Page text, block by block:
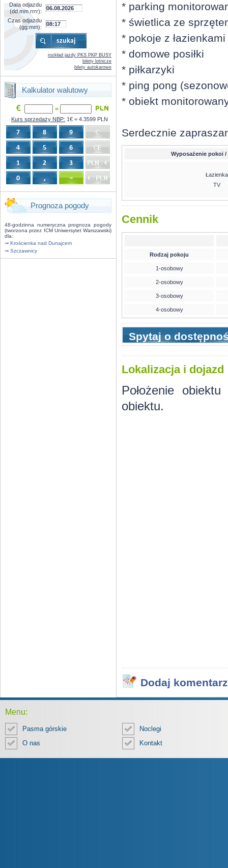
* parking
* świetlica ze
* pokoje z
* domowe posiłki
* piłkarzyki
* ping pong
* obiekt
Serdecznie
Wyposażenie pokoi
Łazienka
TV
Cennik
Rodzaj pokoju
1-osobowy
2-osobowy
3-osobowy
4-osobowy
Spytaj o
Lokalizacja i dojazd
Położenie
obiektu.
Dodaj komentarz
Data odjazdu
(dd.mm.rrrr):
Czas odjazdu
(gg:mm):
rozkład jazdy PKS PKP BUSY
bilety lotnicze
bilety autokarowe
Kalkulator walutowy
=
Kurs sprzedaży NBP: 1€ = 4.3599 PLN
Prognoza pogody
48-godzinna numeryczna prognoza pogody
(tworzona przez ICM Uniwersytet Warszawski)
dla:
⇒ Krościenka nad Dunajcem
⇒ Szczawnicy
Menu:
Pasma górskie
Noclegi
O nas
Kontakt